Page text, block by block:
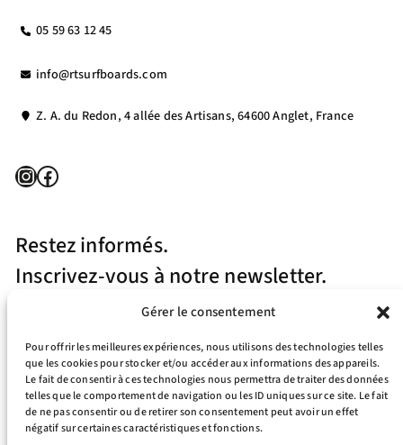
Gérer le consentement
Pour offrir les meilleures expériences, nous utilisons des technologies telles
que les cookies pour stocker et/ou accéder aux informations des appareils.
Le fait de consentir à ces technologies nous permettra de traiter des données
telles que le comportement de navigation ou les ID uniques sur ce site. Le fait
de ne pas consentir ou de retirer son consentement peut avoir un effet
négatif sur certaines caractéristiques et fonctions.
05 59 63 12 45
info@rtsurfboards.com
Z. A. du Redon, 4 allée des Artisans, 64600 Anglet, France
InstagramFacebook
Restez informés.
Inscrivez-vous à notre newsletter.
J’accepte la politique de confidentialité